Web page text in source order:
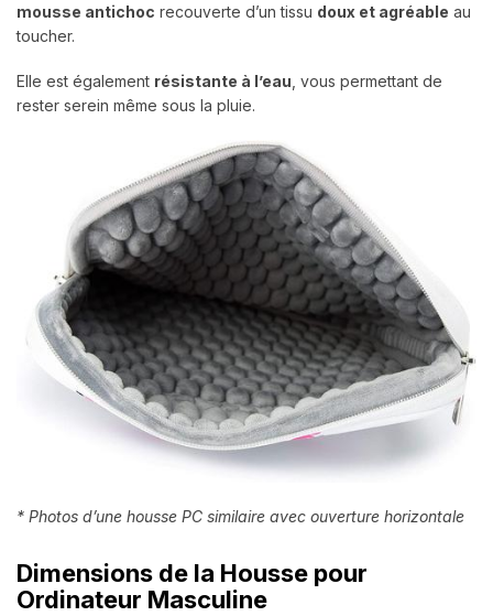
mousse antichoc recouverte d’un tissu doux et agréable au
toucher.
Elle est également résistante à l’eau , vous permettant de
rester serein même sous la pluie.
* Photos d’une housse PC similaire avec ouverture horizontale
Dimensions de la Housse pour
Ordinateur Masculine